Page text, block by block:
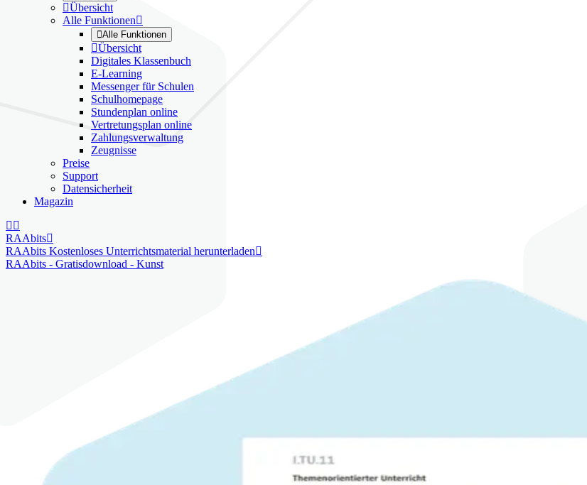
Übersicht
Alle Funktionen
Alle Funktionen
Übersicht
Digitales Klassenbuch
E-Learning
Messenger für Schulen
Schulhomepage
Stundenplan online
Vertretungsplan online
Zahlungsverwaltung
Zeugnisse
Preise
Support
Datensicherheit
Magazin
 
RAAbits
RAAbits Kostenloses Unterrichtsmaterial herunterladen
RAAbits - Gratisdownload - Kunst